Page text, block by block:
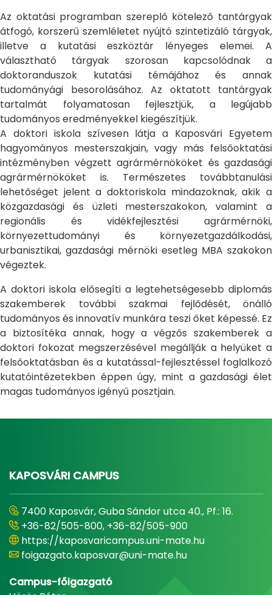
Az oktatási programban szereplő kötelező tantárgyak
átfogó, korszerű szemléletet nyújtó szintetizáló tárgyak,
illetve a kutatási eszköztár lényeges elemei. A
választható tárgyak szorosan kapcsolódnak a
doktoranduszok kutatási témájához és annak
tudományági besorolásához. Az oktatott tantárgyak
tartalmát folyamatosan fejlesztjük, a legújabb
tudományos eredményekkel kiegészítjük.
A doktori iskola szívesen látja a Kaposvári Egyetem
hagyományos mesterszakjain, vagy más felsőoktatási
intézményben végzett agrármérnököket és gazdasági
agrármérnököket is. Természetes továbbtanulási
lehetőséget jelent a doktoriskola mindazoknak, akik a
közgazdasági és üzleti mesterszakokon, valamint a
regionális és vidékfejlesztési agrármérnöki,
környezettudományi és környezetgazdálkodási,
urbanisztikai, gazdasági mérnöki esetleg MBA szakokon
végeztek.
A doktori iskola elősegíti a legtehetségesebb diplomás
szakemberek további szakmai fejlődését, önálló
tudományos és innovatív munkára teszi őket képessé. Ez
a biztosítéka annak, hogy a végzős szakemberek a
doktori fokozat megszerzésével megállják a helyüket a
felsőoktatásban és a kutatással-fejlesztéssel foglalkozó
kutatóintézetekben éppen úgy, mint a gazdasági élet
magas tudományos igényű posztjain.
KAPOSVÁRI CAMPUS
7400 Kaposvár, Guba Sándor utca 40., Pf.: 16.
+36-82/505-800, +36-82/505-900
https://kaposvaricampus.uni-mate.hu
foigazgato.kaposvar@uni-mate.hu
Campus-főigazgató